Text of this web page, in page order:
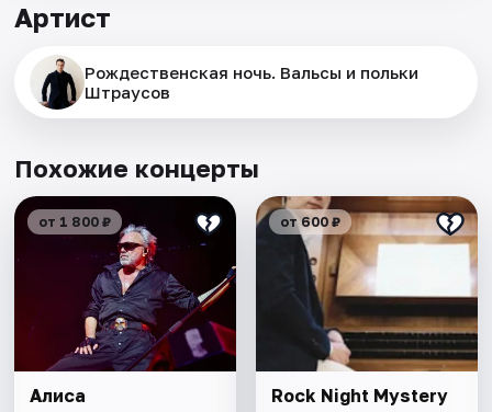
Артист
Рождественская ночь. Вальсы и польки
Штраусов
Похожие концерты
от 1 800 ₽
Алиса
от 600 ₽
Rock Night Mystery